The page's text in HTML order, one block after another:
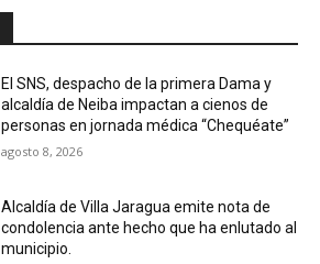
El SNS, despacho de la primera Dama y
alcaldía de Neiba impactan a cienos de
personas en jornada médica “Chequéate”
agosto 8, 2026
Alcaldía de Villa Jaragua emite nota de
condolencia ante hecho que ha enlutado al
municipio.